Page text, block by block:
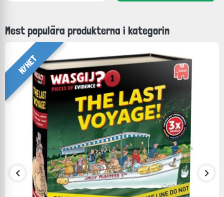
Mest populära produkterna i kategorin
NYHET